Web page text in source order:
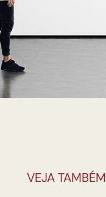
VEJA TAMBÉM